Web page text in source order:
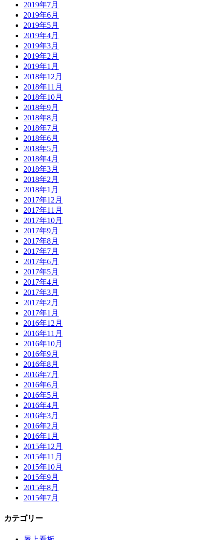
2019年7月
2019年6月
2019年5月
2019年4月
2019年3月
2019年2月
2019年1月
2018年12月
2018年11月
2018年10月
2018年9月
2018年8月
2018年7月
2018年6月
2018年5月
2018年4月
2018年3月
2018年2月
2018年1月
2017年12月
2017年11月
2017年10月
2017年9月
2017年8月
2017年7月
2017年6月
2017年5月
2017年4月
2017年3月
2017年2月
2017年1月
2016年12月
2016年11月
2016年10月
2016年9月
2016年8月
2016年7月
2016年6月
2016年5月
2016年4月
2016年3月
2016年2月
2016年1月
2015年12月
2015年11月
2015年10月
2015年9月
2015年8月
2015年7月
カテゴリー